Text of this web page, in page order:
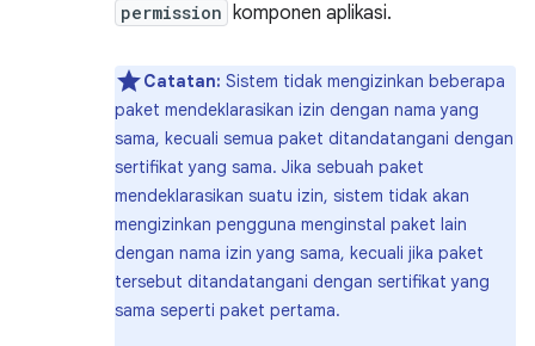
permission komponen aplikasi.
Catatan: Sistem tidak mengizinkan beberapa
paket mendeklarasikan izin dengan nama yang
sama, kecuali semua paket ditandatangani dengan
sertifikat yang sama. Jika sebuah paket
mendeklarasikan suatu izin, sistem tidak akan
mengizinkan pengguna menginstal paket lain
dengan nama izin yang sama, kecuali jika paket
tersebut ditandatangani dengan sertifikat yang
sama seperti paket pertama.